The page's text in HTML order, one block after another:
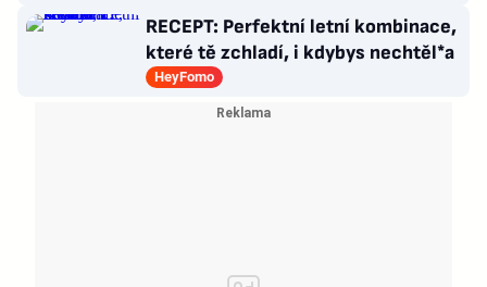
RECEPT: Perfektní letní kombinace,
které tě zchladí, i kdybys nechtěl*a
HeyFomo